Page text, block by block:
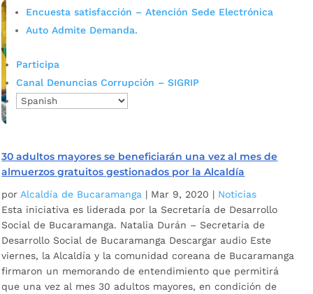
Encuesta satisfacción – Atención Sede Electrónica
Auto Admite Demanda.
Participa
Canal Denuncias Corrupción – SIGRIP
30 adultos mayores se beneficiarán una vez al mes de
almuerzos gratuitos gestionados por la Alcaldía
por Alcaldía de Bucaramanga | Mar 9, 2020 | Noticias
Esta iniciativa es liderada por la Secretaría de Desarrollo
Social de Bucaramanga. Natalia Durán – Secretaria de
Desarrollo Social de Bucaramanga Descargar audio Este
viernes, la Alcaldía y la comunidad coreana de Bucaramanga
firmaron un memorando de entendimiento que permitirá
que una vez al mes 30 adultos mayores, en condición de